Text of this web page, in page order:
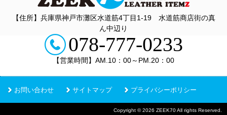
【住所】兵庫県神戸市灘区水道筋4丁目1‐19 水道筋商店街の真
ん中辺り
078-777-0233
【営業時間】AM.10：00～PM.20：00
お問い合わせ サイトマップ プライバシーポリシー
Copyright © 2026 ZEEK70 All rights Reserved.